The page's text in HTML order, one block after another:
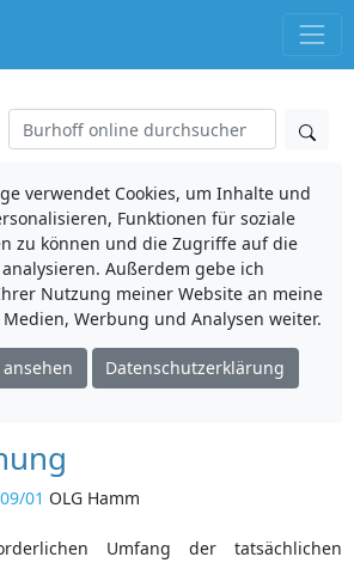
verwendet Cookies, um Inhalte und
Funktionen für soziale
zu können und die Zugriffe auf die
Außerdem gebe ich
Nutzung meiner Website an meine
Werbung und Analysen weiter.
Datenschutzerklärung
01 OLG Hamm
Umfang der tatsächlichen